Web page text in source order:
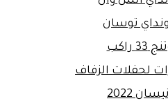
توسان
راكب
لحفلات الزفاف
2022